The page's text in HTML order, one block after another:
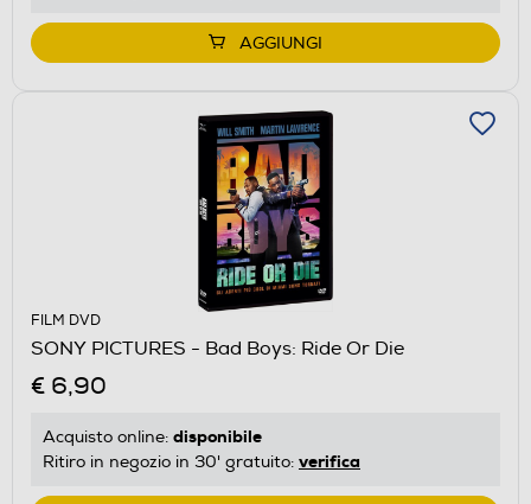
AGGIUNGI
FILM DVD
SONY PICTURES - Bad Boys: Ride Or Die
€ 6,90
Acquisto online: disponibile
Ritiro in negozio in 30' gratuito: verifica